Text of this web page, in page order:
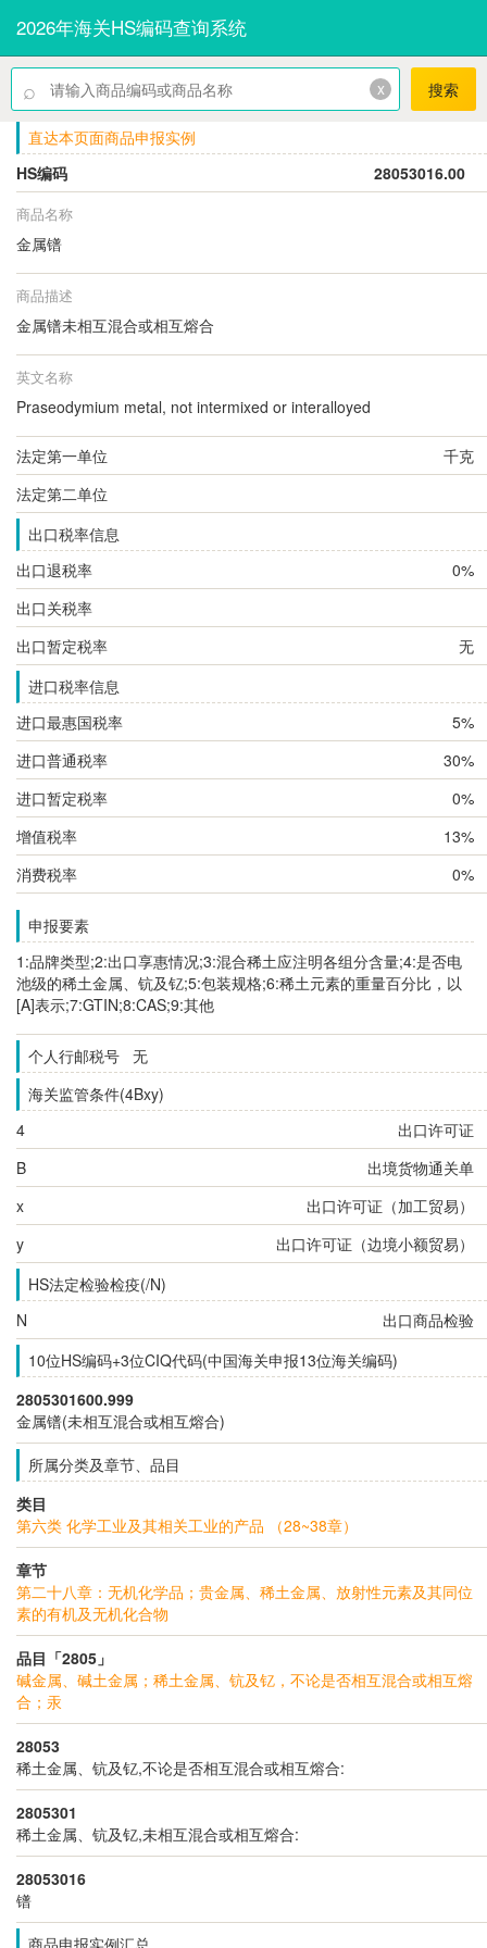
2026年海关HS编码查询系统
⌕ x 搜索
直达本页面商品申报实例
HS编码
28053016.00
商品名称
金属镨
商品描述
金属镨未相互混合或相互熔合
英文名称
Praseodymium metal, not intermixed or interalloyed
法定第一单位
千克
法定第二单位
出口税率信息
出口退税率
0%
出口关税率
出口暂定税率
无
进口税率信息
进口最惠国税率
5%
进口普通税率
30%
进口暂定税率
0%
增值税率
13%
消费税率
0%
申报要素
1:品牌类型;2:出口享惠情况;3:混合稀土应注明各组分含量;4:是否电
池级的稀土金属、钪及钇;5:包装规格;6:稀土元素的重量百分比，以
[A]表示;7:GTIN;8:CAS;9:其他
个人行邮税号 无
海关监管条件(4Bxy)
4
出口许可证
B
出境货物通关单
x
出口许可证（加工贸易）
y
出口许可证（边境小额贸易）
HS法定检验检疫(/N)
N
出口商品检验
10位HS编码+3位CIQ代码(中国海关申报13位海关编码)
2805301600.999
金属镨(未相互混合或相互熔合)
所属分类及章节、品目
类目
第六类 化学工业及其相关工业的产品 （28~38章）
章节
第二十八章：无机化学品；贵金属、稀土金属、放射性元素及其同位
素的有机及无机化合物
品目「2805」
碱金属、碱土金属；稀土金属、钪及钇，不论是否相互混合或相互熔
合；汞
28053
稀土金属、钪及钇,不论是否相互混合或相互熔合:
2805301
稀土金属、钪及钇,未相互混合或相互熔合:
28053016
镨
商品申报实例汇总